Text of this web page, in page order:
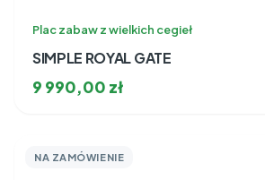
Plac zabaw z wielkich cegieł
SIMPLE ROYAL GATE
9 990,00 zł
NA ZAMÓWIENIE